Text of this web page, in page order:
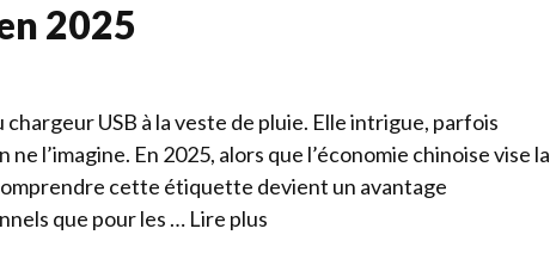
2025
USB à la veste de pluie. Elle intrigue, parfois
l’imagine. En 2025, alors que l’économie chinoise vise la
cette étiquette devient un avantage
que pour les … Lire plus